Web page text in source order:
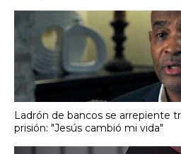
Ladrón de bancos se arrepiente
prisión: "Jesús cambió mi vida"